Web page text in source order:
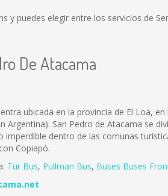
y puedes elegir entre los servicios de
De Atacama
ubicada en la provincia de El Loa, en
San Pedro de Atacama se
dentro de las comunas
Copiapó.
Tur Bus, Pullman Bus, Buses Buses